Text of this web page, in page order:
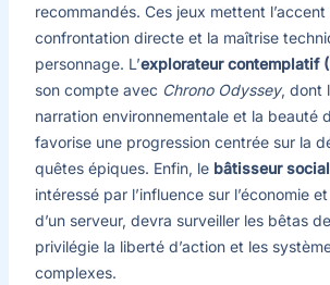
recommandés. Ces jeux mettent l’accent
confrontation directe et la maîtrise
personnage. L’explorateur contemplatif
son compte avec Chrono Odyssey, dont
narration environnementale et la beauté
favorise une progression centrée sur la
quêtes épiques. Enfin, le bâtisseur
intéressé par l’influence sur l’économie
d’un serveur, devra surveiller les bêtas de
privilégie la liberté d’action et les
complexes.